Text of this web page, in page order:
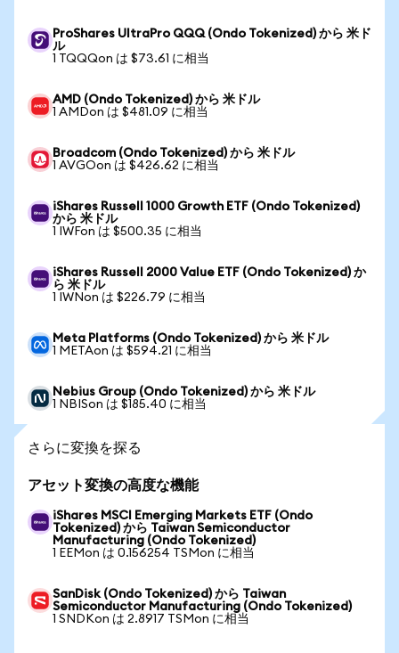
ProShares UltraPro QQQ (Ondo Tokenized) から 米ド
ル
1 TQQQon は $73.61 に相当
AMD (Ondo Tokenized) から 米ドル
1 AMDon は $481.09 に相当
Broadcom (Ondo Tokenized) から 米ドル
1 AVGOon は $426.62 に相当
iShares Russell 1000 Growth ETF (Ondo Tokenized)
から 米ドル
1 IWFon は $500.35 に相当
iShares Russell 2000 Value ETF (Ondo Tokenized) か
ら 米ドル
1 IWNon は $226.79 に相当
Meta Platforms (Ondo Tokenized) から 米ドル
1 METAon は $594.21 に相当
Nebius Group (Ondo Tokenized) から 米ドル
1 NBISon は $185.40 に相当
さらに変換を探る
アセット変換の高度な機能
iShares MSCI Emerging Markets ETF (Ondo
Tokenized) から Taiwan Semiconductor
Manufacturing (Ondo Tokenized)
1 EEMon は 0.156254 TSMon に相当
SanDisk (Ondo Tokenized) から Taiwan
Semiconductor Manufacturing (Ondo Tokenized)
1 SNDKon は 2.8917 TSMon に相当